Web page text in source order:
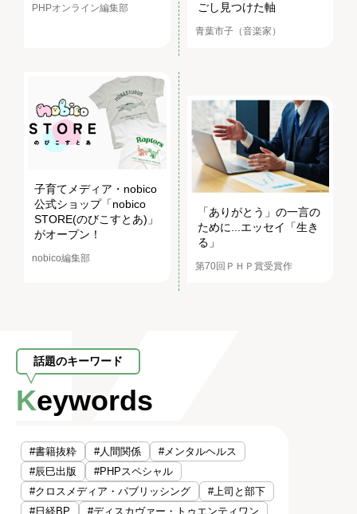
PHPオンライン編集部
ごし見つけた軸
青葉市子（音楽家）
子育てメディア・nobico
公式ショップ「nobico
STORE(のびこすとあ)」
がオープン！
nobico編集部
「ありがとう」の一言の
ために...エッセイ「生き
る」
第70回ＰＨＰ賞受賞作
話題のキーワード
Keywords
#書籍抜粋 #人間関係
#メンタルヘルス
#辰巳出版
#PHPスペシャル
#クロスメディア・パブリッシング
#上司と部下
#日経BP
#ディスカヴァー・トゥエンティワン